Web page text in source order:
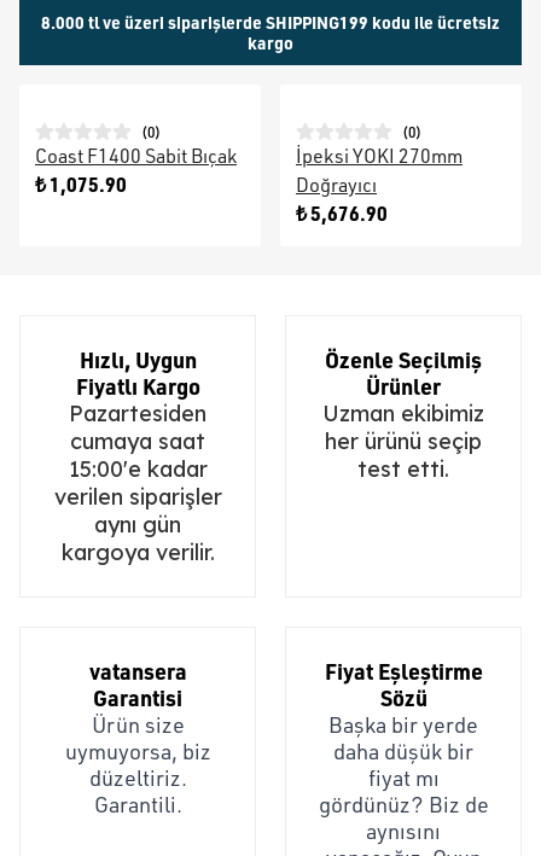
8.000 tl ve üzeri siparişlerde SHIPPING199 kodu ile ücretsiz
kargo
(0)
Coast F1400 Sabit Bıçak
₺ 1,075.90
(0)
İpeksi YOKI 270mm
Doğrayıcı
₺ 5,676.90
Hızlı, Uygun
Fiyatlı Kargo
Pazartesiden
cumaya saat
15:00'e kadar
verilen siparişler
aynı gün
kargoya verilir.
Özenle Seçilmiş
Ürünler
Uzman ekibimiz
her ürünü seçip
test etti.
vatansera
Garantisi
Ürün size
uymuyorsa, biz
düzeltiriz.
Garantili.
Fiyat Eşleştirme
Sözü
Başka bir yerde
daha düşük bir
fiyat mı
gördünüz? Biz de
aynısını